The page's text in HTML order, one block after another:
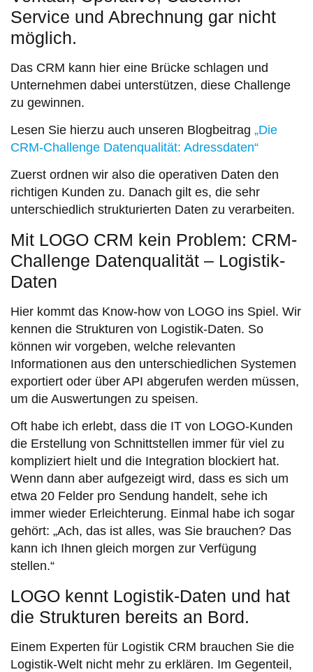
Service und Abrechnung gar nicht
möglich.
Das CRM kann hier eine Brücke schlagen und
Unternehmen dabei unterstützen, diese Challenge
zu gewinnen.
Lesen Sie hierzu auch unseren Blogbeitrag „Die
CRM-Challenge Datenqualität: Adressdaten“
Zuerst ordnen wir also die operativen Daten den
richtigen Kunden zu. Danach gilt es, die sehr
unterschiedlich strukturierten Daten zu verarbeiten.
Mit LOGO CRM kein Problem: CRM-
Challenge Datenqualität – Logistik-
Daten
Hier kommt das Know-how von LOGO ins Spiel. Wir
kennen die Strukturen von Logistik-Daten. So
können wir vorgeben, welche relevanten
Informationen aus den unterschiedlichen Systemen
exportiert oder über API abgerufen werden müssen,
um die Auswertungen zu speisen.
Oft habe ich erlebt, dass die IT von LOGO-Kunden
die Erstellung von Schnittstellen immer für viel zu
kompliziert hielt und die Integration blockiert hat.
Wenn dann aber aufgezeigt wird, dass es sich um
etwa 20 Felder pro Sendung handelt, sehe ich
immer wieder Erleichterung. Einmal habe ich sogar
gehört: „Ach, das ist alles, was Sie brauchen? Das
kann ich Ihnen gleich morgen zur Verfügung
stellen.“
LOGO kennt Logistik-Daten und hat
die Strukturen bereits an Bord.
Einem Experten für Logistik CRM brauchen Sie die
Logistik-Welt nicht mehr zu erklären. Im Gegenteil,